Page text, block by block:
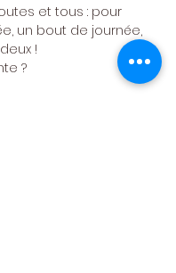
et tous : pour
un bout de journée,
!
?